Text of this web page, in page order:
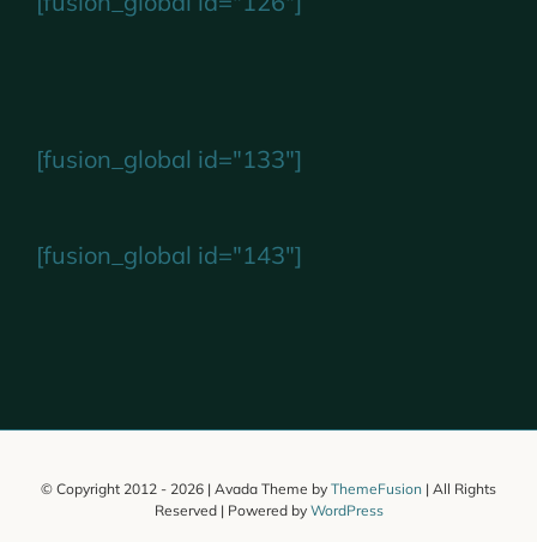
[fusion_global id="133"]
[fusion_global id="143"]
© Copyright 2012 - 2026 | Avada Theme by ThemeFusion | All Rights
Reserved | Powered by WordPress